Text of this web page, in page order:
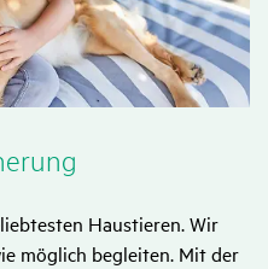
Haustieren. Wir
möglich begleiten. Mit der